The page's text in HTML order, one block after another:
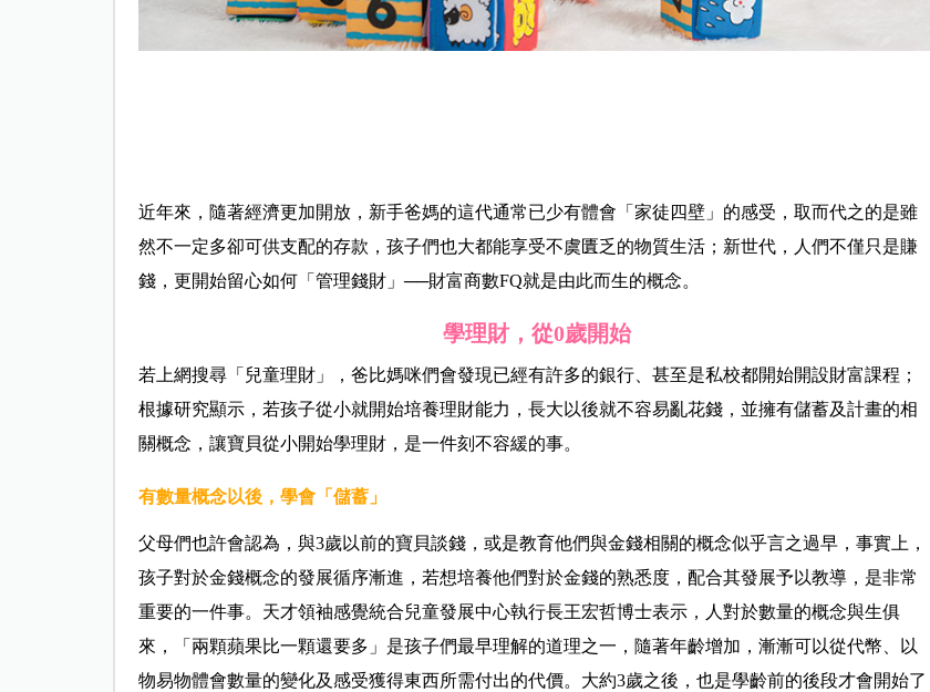
近年來，隨著經濟更加開放，新手爸媽的這代通常已少有體會「家徒四壁」的感受，取而代之的是雖
然不一定多卻可供支配的存款，孩子們也大都能享受不虞匱乏的物質生活；新世代，人們不僅只是賺
錢，更開始留心如何「管理錢財」──財富商數FQ就是由此而生的概念。
學理財，從0歲開始
若上網搜尋「兒童理財」，爸比媽咪們會發現已經有許多的銀行、甚至是私校都開始開設財富課程；
根據研究顯示，若孩子從小就開始培養理財能力，長大以後就不容易亂花錢，並擁有儲蓄及計畫的相
關概念，讓寶貝從小開始學理財，是一件刻不容緩的事。
有數量概念以後，學會「儲蓄」
父母們也許會認為，與3歲以前的寶貝談錢，或是教育他們與金錢相關的概念似乎言之過早，事實上，
孩子對於金錢概念的發展循序漸進，若想培養他們對於金錢的熟悉度，配合其發展予以教導，是非常
重要的一件事。天才領袖感覺統合兒童發展中心執行長王宏哲博士表示，人對於數量的概念與生俱
來，「兩顆蘋果比一顆還要多」是孩子們最早理解的道理之一，隨著年齡增加，漸漸可以從代幣、以
物易物體會數量的變化及感受獲得東西所需付出的代價。大約3歲之後，也是學齡前的後段才會開始了